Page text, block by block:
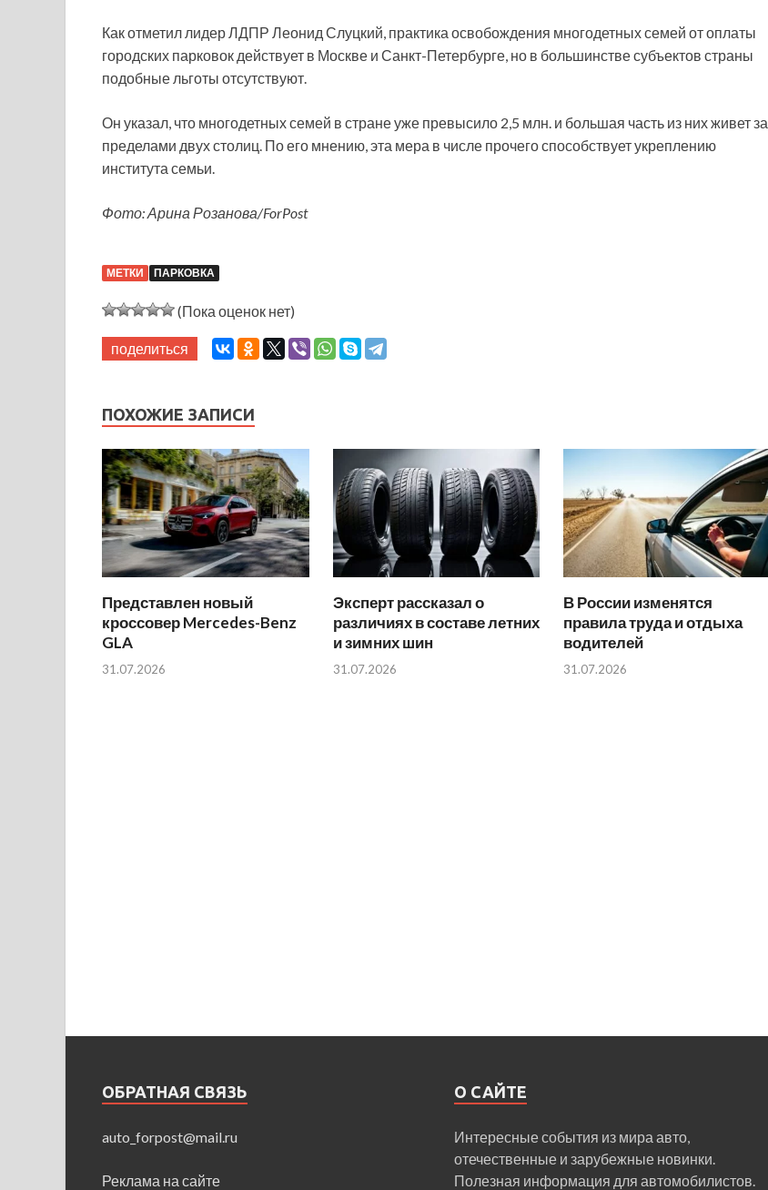
Как отметил лидер ЛДПР Леонид Слуцкий, практика освобождения многодетных семей от оплаты
городских парковок действует в Москве и Санкт-Петербурге, но в большинстве субъектов страны
подобные льготы отсутствуют.
Он указал, что многодетных семей в стране уже превысило 2,5 млн. и большая часть из них живет за
пределами двух столиц. По его мнению, эта мера в числе прочего способствует укреплению
института семьи.
Фото: Арина Розанова/ForPost
МЕТКИ ПАРКОВКА
(Пока оценок нет)
поделиться
ПОХОЖИЕ ЗАПИСИ
Представлен новый
кроссовер Mercedes-Benz
GLA
31.07.2026
Эксперт рассказал о
различиях в составе летних
и зимних шин
31.07.2026
В России изменятся
правила труда и отдыха
водителей
31.07.2026
ОБРАТНАЯ СВЯЗЬ
auto_forpost@mail.ru
Реклама на сайте
О САЙТЕ
Интересные события из мира авто,
отечественные и зарубежные новинки.
Полезная информация для автомобилистов.